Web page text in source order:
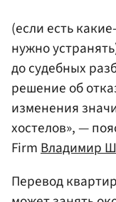
(если есть
нужно
до судебных
решение об
изменения
хостелов», —
FirmВладимир
Перевод